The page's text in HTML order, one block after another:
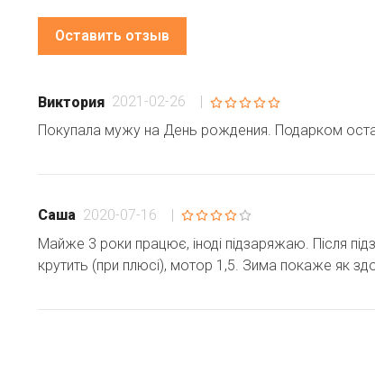
Оставить отзыв
Виктория 2021-02-26
Покупала мужу на День рождения. Подарком
Саша 2020-07-16
|
Майже 3 роки працює, іноді підзаряжаю. Після
крутить (при плюсі), мотор 1,5. Зима покаже як